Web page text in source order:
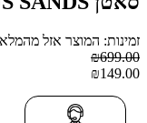
זמינות: המוצר אזל
₪699.00
₪149.00